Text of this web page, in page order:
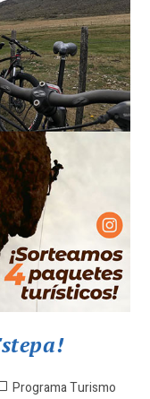
Programa Turismo